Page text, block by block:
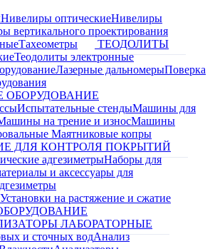
Нивелиры оптическиеНивелиры
вертикального проектирования
Тахеометры
ТЕОДОЛИТЫ
Теодолиты электронные
Лазерные дальномерыПоверка
ОБОРУДОВАНИЕ
Испытательные стендыМашины для
на трение и износМашины
Маятниковые копры
ДЛЯ КОНТРОЛЯ ПОКРЫТИЙ
адгезиметрыНаборы для
и аксессуары для
Установки на растяжение и сжатие
ЛАБОРАТОРНЫЕ
и сточных водАнализ